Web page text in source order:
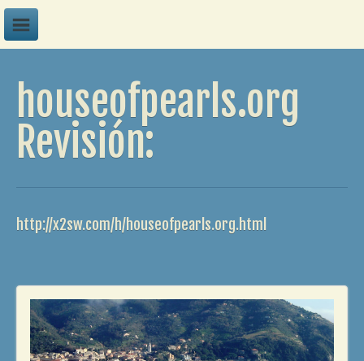
G
houseofpearls.org
Revisión:
http://x2sw.com/h/houseofpearls.org.html